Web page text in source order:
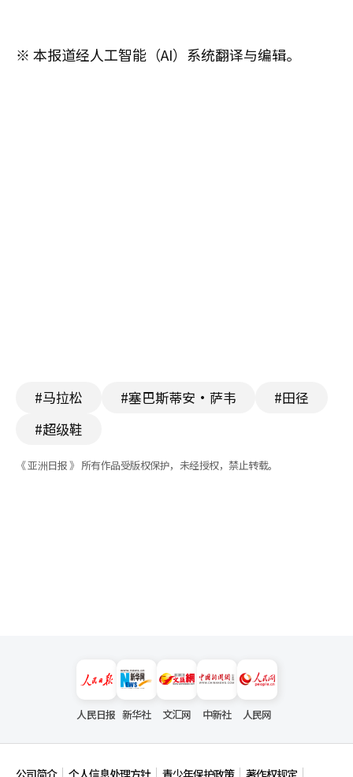
※ 本报道经人工智能（AI）系统翻译与编辑。
#马拉松 #塞巴斯蒂安·萨韦
#田径
#超级鞋
《 亚洲日报 》 所有作品受版权保护，未经授权，禁止转载。
人民日报 新华社 文汇网 中新社 人民网
公司简介 个人信息处理方针 青少年保护政策 著作权规定